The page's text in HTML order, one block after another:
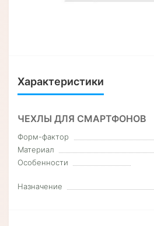
Характеристики
ЧЕХЛЫ ДЛЯ СМАРТФОНОВ
Форм-фактор
Материал
Особенности
Назначение